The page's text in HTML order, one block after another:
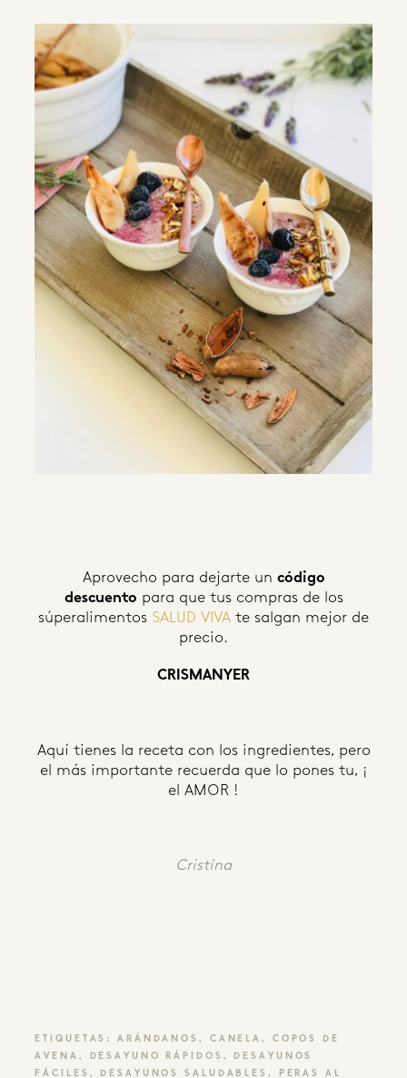
Aprovecho para dejarte un código
descuento para que tus compras de los
súperalimentos SALUD VIVA te salgan mejor de
precio.
CRISMANYER
Aquí tienes la receta con los ingredientes, pero
el más importante recuerda que lo pones tu, ¡
el AMOR !
Cristina
ETIQUETAS:ARÁNDANOS , CANELA, COPOS DE
AVENA , DESAYUNO RÁPIDOS , DESAYUNOS
FÁCILES , DESAYUNOS SALUDABLES , PERAS AL